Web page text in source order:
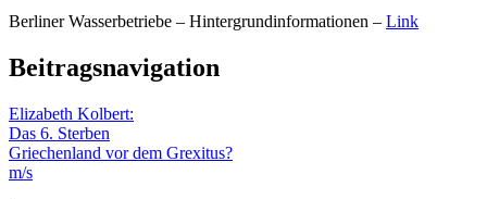
Berliner Wasserbetriebe – Hintergrundinformationen – Link
Beitragsnavigation
Elizabeth Kolbert:
Das 6. Sterben
Griechenland vor dem Grexitus?
m/s